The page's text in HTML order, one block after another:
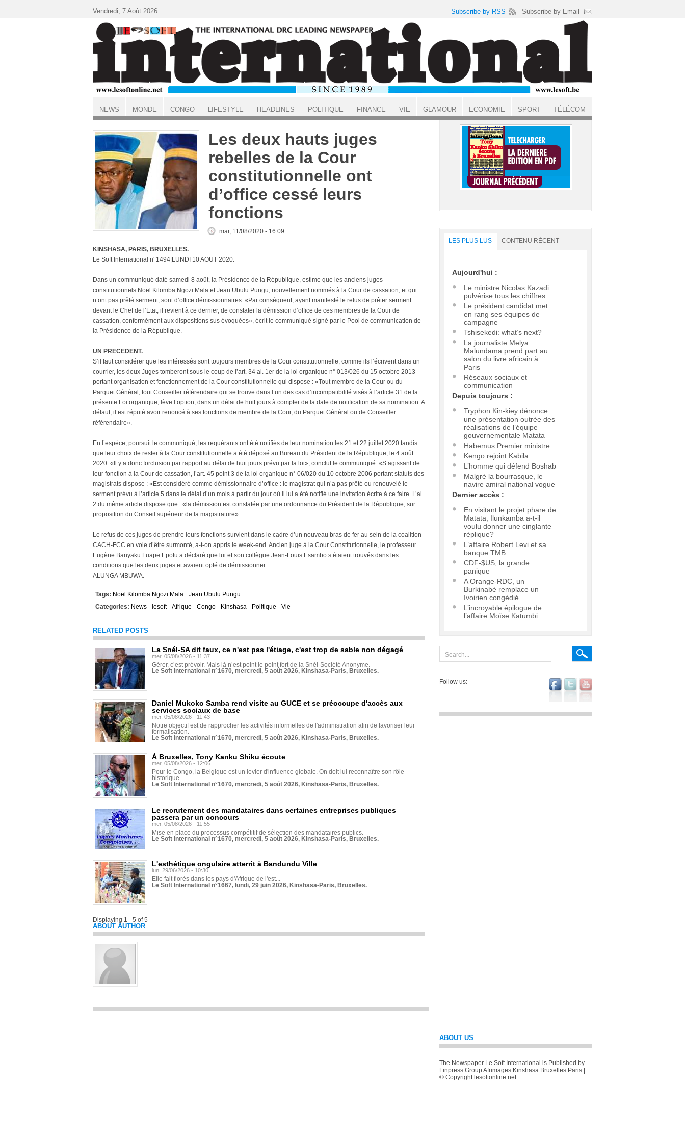
ACCUEIL
Les deux hauts juges
rebelles de la Cour
constitutionnelle ont
d’office cessé leurs
fonctions
mar, 11/08/2020 - 16:09
KINSHASA, PARIS, BRUXELLES.
Le Soft International n°1494|LUNDI 10 AOUT 2020.
Dans un communiqué daté samedi 8 août, la Présidence de la République, estime que les anciens juges
constitutionnels Noël Kilomba Ngozi Mala et Jean Ubulu Pungu, nouvellement nommés à la Cour de cassation, et qui
n’ont pas prêté serment, sont d’office démissionnaires. «Par conséquent, ayant manifesté le refus de prêter serment
devant le Chef de l’Etat, il revient à ce dernier, de constater la démission d’office de ces membres de la Cour de
cassation, conformément aux dispositions sus évoquées», écrit le communiqué signé par le Pool de communication de
la Présidence de la République.
UN PRECEDENT.
S’il faut considérer que les intéressés sont toujours membres de la Cour constitutionnelle, comme ils l’écrivent dans un
courrier, les deux Juges tomberont sous le coup de l’art. 34 al. 1er de la loi organique n° 013/026 du 15 octobre 2013
portant organisation et fonctionnement de la Cour constitutionnelle qui dispose : «Tout membre de la Cour ou du
Parquet Général, tout Conseiller référendaire qui se trouve dans l’un des cas d’incompatibilité visés à l’article 31 de la
présente Loi organique, lève l’option, dans un délai de huit jours à compter de la date de notification de sa nomination. A
défaut, il est réputé avoir renoncé à ses fonctions de membre de la Cour, du Parquet Général ou de Conseiller
référendaire».
En l’espèce, poursuit le communiqué, les requérants ont été notifiés de leur nomination les 21 et 22 juillet 2020 tandis
que leur choix de rester à la Cour constitutionnelle a été déposé au Bureau du Président de la République, le 4 août
2020. «Il y a donc forclusion par rapport au délai de huit jours prévu par la loi», conclut le communiqué. «S’agissant de
leur fonction à la Cour de cassation, l’art. 45 point 3 de la loi organique n° 06/020 du 10 octobre 2006 portant statuts des
magistrats dispose : «Est considéré comme démissionnaire d’office : le magistrat qui n’a pas prêté ou renouvelé le
serment prévu à l’article 5 dans le délai d’un mois à partir du jour où il lui a été notifié une invitation écrite à ce faire. L’al.
2 du même article dispose que : «la démission est constatée par une ordonnance du Président de la République, sur
proposition du Conseil supérieur de la magistrature».
Le refus de ces juges de prendre leurs fonctions survient dans le cadre d’un nouveau bras de fer au sein de la coalition
CACH-FCC en voie d’être surmonté, a-t-on appris le week-end. Ancien juge à la Cour Constitutionnelle, le professeur
Eugène Banyaku Luape Epotu a déclaré que lui et son collègue Jean-Louis Esambo s’étaient trouvés dans les
conditions que les deux juges et avaient opté de démissionner.
ALUNGA MBUWA.
Tags: Noël Kilomba Ngozi Mala
Jean Ubulu Pungu
Categories: News lesoft Afrique Congo Kinshasa Politique Vie
RELATED POSTS
La Snél-SA dit faux, ce n'est pas l'étiage, c'est trop de sable non dégagé
mer, 05/08/2026 - 11:37
Gérer, c’est prévoir. Mais là n’est point le point fort de la Snél-Société Anonyme.
Le Soft International n°1670, mercredi, 5 août 2026, Kinshasa-Paris, Bruxelles.
Daniel Mukoko Samba rend visite au GUCE et se préoccupe d'accès aux
services sociaux de base
mer, 05/08/2026 - 11:43
Notre objectif est de rapprocher les activités informelles de l'administration afin de favoriser leur
formalisation.
Le Soft International n°1670, mercredi, 5 août 2026, Kinshasa-Paris, Bruxelles.
À Bruxelles, Tony Kanku Shiku écoute
mer, 05/08/2026 - 12:06
Pour le Congo, la Belgique est un levier d'influence globale. On doit lui reconnaître son rôle
historique...
Le Soft International n°1670, mercredi, 5 août 2026, Kinshasa-Paris, Bruxelles.
Le recrutement des mandataires dans certaines entreprises publiques
passera par un concours
mer, 05/08/2026 - 11:55
Mise en place du processus compétitif de sélection des mandataires publics.
Le Soft International n°1670, mercredi, 5 août 2026, Kinshasa-Paris, Bruxelles.
L'esthétique ongulaire atterrit à Bandundu Ville
lun, 29/06/2026 - 10:30
Elle fait florès dans les pays d'Afrique de l'est...
Le Soft International n°1667, lundi, 29 juin 2026, Kinshasa-Paris, Bruxelles.
Displaying 1 - 5 of 5
ABOUT AUTHOR
LES PLUS LUS CONTENU RÉCENT
Aujourd'hui :
Le ministre Nicolas Kazadi
pulvérise tous les chiffres
Le président candidat met
en rang ses équipes de
campagne
Tshisekedi: what’s next?
La journaliste Melya
Malundama prend part au
salon du livre africain à
Paris
Réseaux sociaux et
communication
Depuis toujours :
Tryphon Kin-kiey dénonce
une présentation outrée des
réalisations de l’équipe
gouvernementale Matata
Habemus Premier ministre
Kengo rejoint Kabila
L’homme qui défend Boshab
Malgré la bourrasque, le
navire amiral national vogue
Dernier accès :
En visitant le projet phare de
Matata, Ilunkamba a-t-il
voulu donner une cinglante
réplique?
L’affaire Robert Levi et sa
banque TMB
CDF-$US, la grande
panique
A Orange-RDC, un
Burkinabé remplace un
Ivoirien congédié
L’incroyable épilogue de
l’affaire Moïse Katumbi
Follow us:
ABOUT US
The Newspaper Le Soft International is Published by
Finpress Group Afrimages Kinshasa Bruxelles Paris |
© Copyright lesoftonline.net
Vendredi, 7 Août 2026 Subscribe by RSS Subscribe by Email
NEWS MONDE CONGO LIFESTYLE HEADLINES POLITIQUE FINANCE VIE GLAMOUR ECONOMIE SPORT TÉLÉCOM